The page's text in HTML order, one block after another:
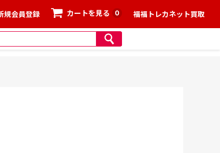
規会員登録 カートを見る 0 福福トレカネット買取